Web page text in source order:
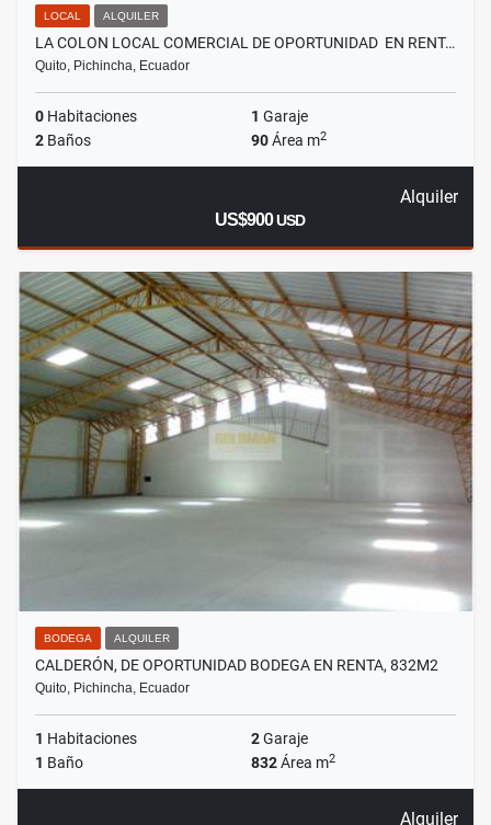
LOCAL ALQUILER
LA COLON LOCAL COMERCIAL DE OPORTUNIDAD EN RENT…
Quito, Pichincha, Ecuador
0 Habitaciones 1 Garaje
2 Baños 90Área m2
Alquiler
US$900USD
BODEGA ALQUILER
CALDERÓN, DE OPORTUNIDAD BODEGA EN RENTA, 832M2
Quito, Pichincha, Ecuador
1 Habitaciones 2Garaje
1 Baño 832Área m2
Alquiler